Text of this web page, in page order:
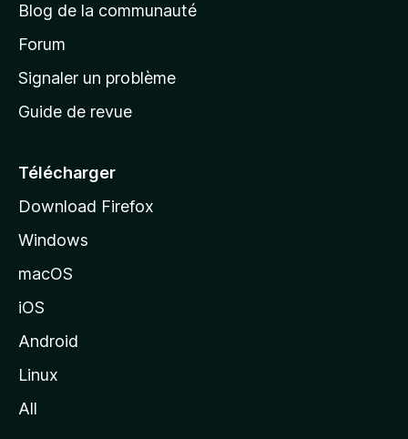
d
a
c
e
l
d
o
z
l
Blog de la communauté
Forum
Signaler un problème
Guide de revue
Télécharger
Download Firefox
Windows
macOS
iOS
Android
Linux
All